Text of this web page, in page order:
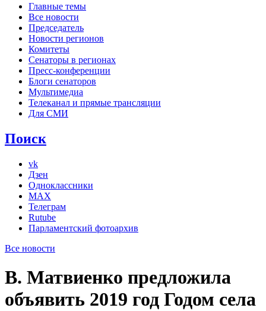
Главные темы
Все новости
Председатель
Новости регионов
Комитеты
Сенаторы в регионах
Пресс-конференции
Блоги сенаторов
Мультимедиа
Телеканал и прямые трансляции
Для СМИ
Поиск
vk
Дзен
Одноклассники
MAX
Телеграм
Rutube
Парламентский фотоархив
Все новости
В. Матвиенко предложила
объявить 2019 год Годом села